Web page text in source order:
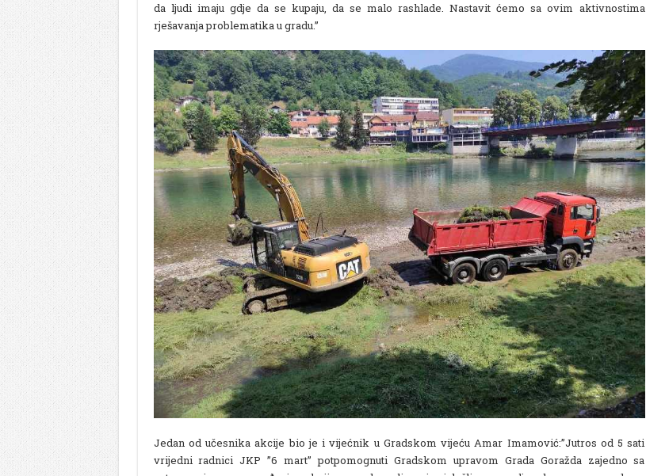
da ljudi imaju gdje da se kupaju, da se malo rashlade. Nastavit ćemo sa ovim aktivnostima
rješavanja problematika u gradu.”
Jedan od učesnika akcije bio je i vijećnik u Gradskom vijeću Amar Imamović:”Jutros od 5 sati
vrijedni radnici JKP ”6 mart” potpomognuti Gradskom upravom Grada Goražda zajedno sa